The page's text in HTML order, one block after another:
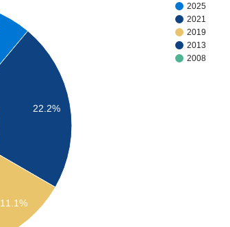
2025
2021
2019
2013
2008
22.2%
11.1%